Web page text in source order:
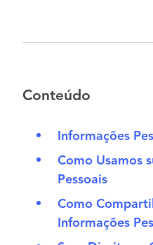
Conteúdo
Informações
Como Usamos
Pessoais
Como
Informações